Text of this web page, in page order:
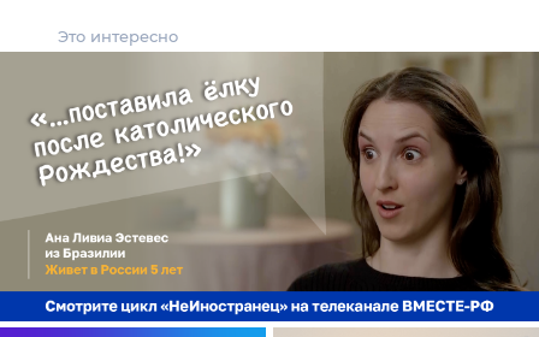
Это интересно